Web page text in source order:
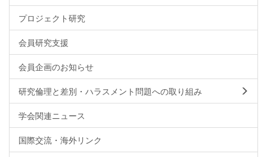
プロジェクト研究
会員研究支援
会員企画のお知らせ
研究倫理と差別・ハラスメント問題への取り組み
学会関連ニュース
国際交流・海外リンク